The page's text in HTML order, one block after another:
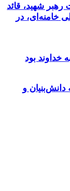
شهید، قائد
خامنه‌ای، در
خداوند بود
و